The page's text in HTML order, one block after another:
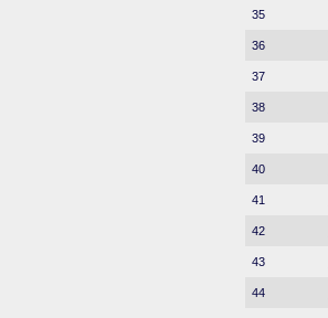
35
36
37
38
39
40
41
42
43
44